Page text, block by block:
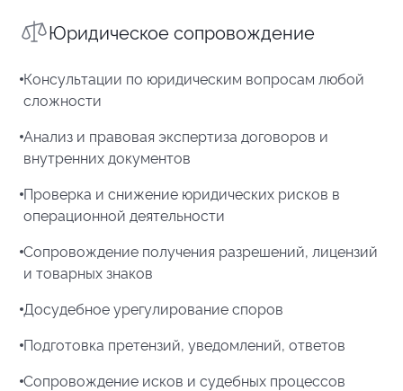
Юридическое сопровождение
Консультации по юридическим вопросам любой
сложности
Анализ и правовая экспертиза договоров и
внутренних документов
Проверка и снижение юридических рисков в
операционной деятельности
Сопровождение получения разрешений, лицензий
и товарных знаков
Досудебное урегулирование споров
Подготовка претензий, уведомлений, ответов
Сопровождение исков и судебных процессов